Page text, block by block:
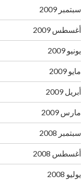
سبتمبر 2009
أغسطس 2009
يونيو 2009
مايو 2009
أبريل 2009
مارس 2009
سبتمبر 2008
أغسطس 2008
يوليو 2008